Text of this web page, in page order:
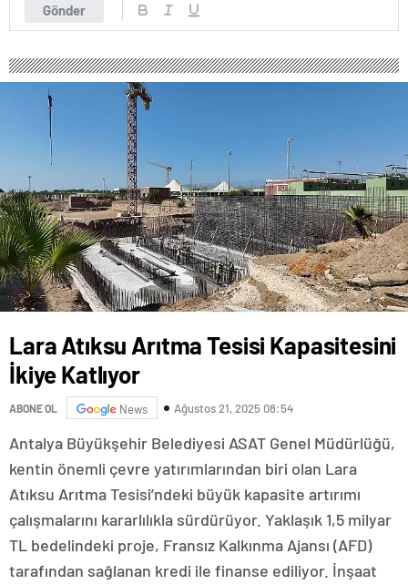
Gönder
Lara Atıksu Arıtma Tesisi Kapasitesini
İkiye Katlıyor
ABONE OL News Ağustos 21, 2025 08:54
Antalya Büyükşehir Belediyesi ASAT Genel Müdürlüğü,
kentin önemli çevre yatırımlarından biri olan Lara
Atıksu Arıtma Tesisi’ndeki büyük kapasite artırımı
çalışmalarını kararlılıkla sürdürüyor. Yaklaşık 1,5 milyar
TL bedelindeki proje, Fransız Kalkınma Ajansı (AFD)
tarafından sağlanan kredi ile finanse ediliyor. İnşaat